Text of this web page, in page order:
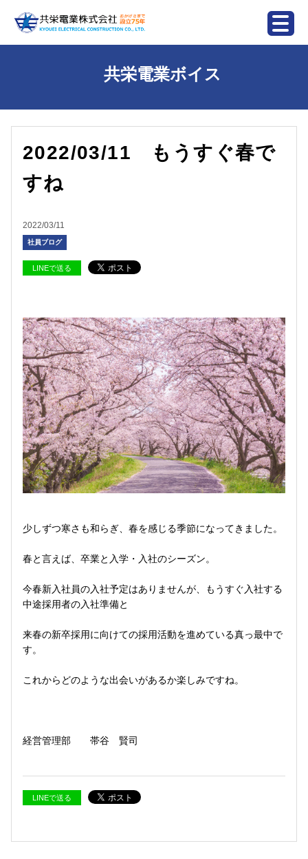
共栄電業ボイス
2022/03/11 もうすぐ春で
すね
2022/03/11
社員ブログ
LINEで送る
少しずつ寒さも和らぎ、春を感じる季節になってきました。
春と言えば、卒業と入学・入社のシーズン。
今春新入社員の入社予定はありませんが、もうすぐ入社する
中途採用者の入社準備と
来春の新卒採用に向けての採用活動を進めている真っ最中で
す。
これからどのような出会いがあるか楽しみですね。
経営管理部 帯谷 賢司
LINEで送る